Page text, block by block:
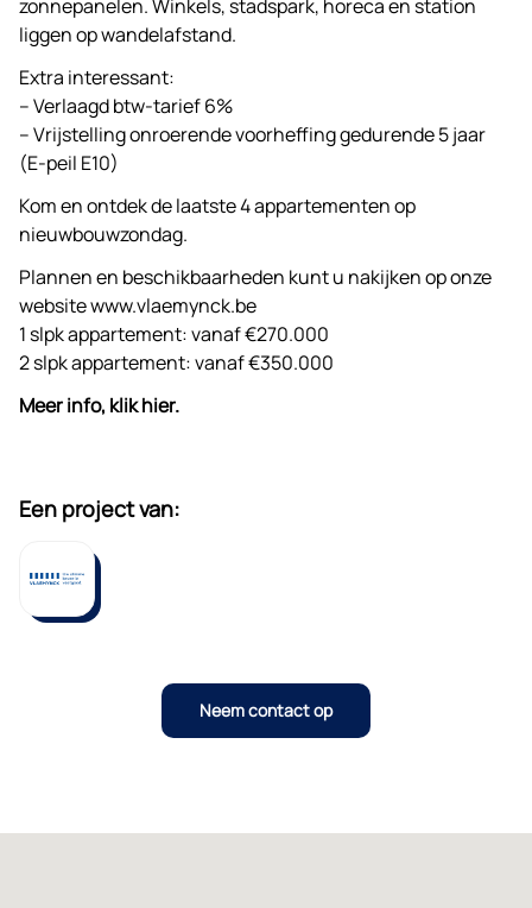
zonnepanelen. Winkels, stadspark, horeca en station
liggen op wandelafstand.
Extra interessant:
– Verlaagd btw-tarief 6%
– Vrijstelling onroerende voorheffing gedurende 5 jaar
(E-peil E10)
Kom en ontdek de laatste 4 appartementen op
nieuwbouwzondag.
Plannen en beschikbaarheden kunt u nakijken op onze
website www.vlaemynck.be
1 slpk appartement: vanaf €270.000
2 slpk appartement: vanaf €350.000
Meer info, klik hier.
Een project van:
Neem contact op